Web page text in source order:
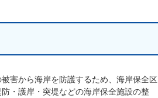
害から海岸を防護するため、海岸保全区
・護岸・突堤などの海岸保全施設の整